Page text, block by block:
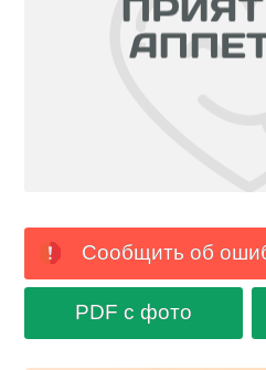
Сообщить об
PDF с фото